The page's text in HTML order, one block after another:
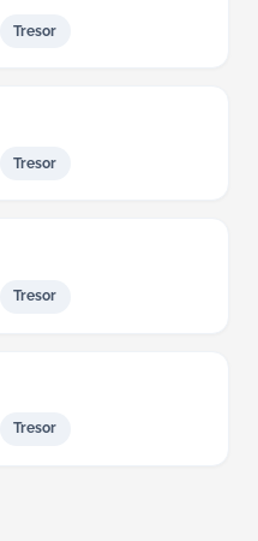
Tresor
Tresor
Tresor
Tresor